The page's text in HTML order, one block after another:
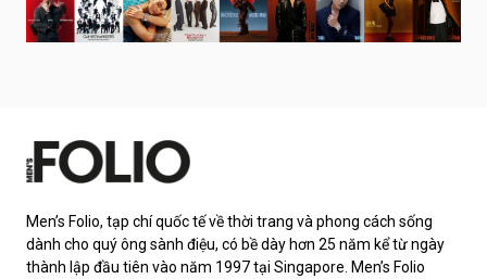
Men’s Folio, tạp chí quốc tế về thời trang và phong cách sống
dành cho quý ông sành điệu, có bề dày hơn 25 năm kể từ ngày
thành lập đầu tiên vào năm 1997 tại Singapore. Men’s Folio